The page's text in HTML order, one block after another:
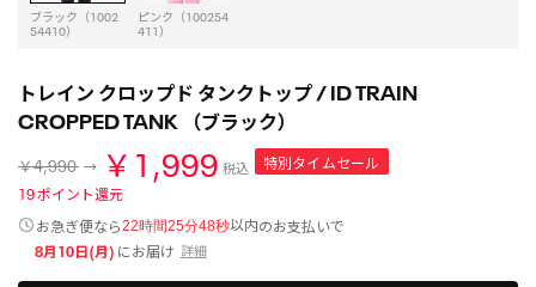
ブラック（1002
54410）
ピンク（100254
411）
トレイン クロップド タンクトップ / ID TRAIN
CROPPED TANK （ブラック）
￥4,990 ￥1,999 税込
特別タイムセール
19ポイント還元
お急ぎ便なら22時間25分48秒以内のお支払いで
8月10日(月) にお届け 詳細